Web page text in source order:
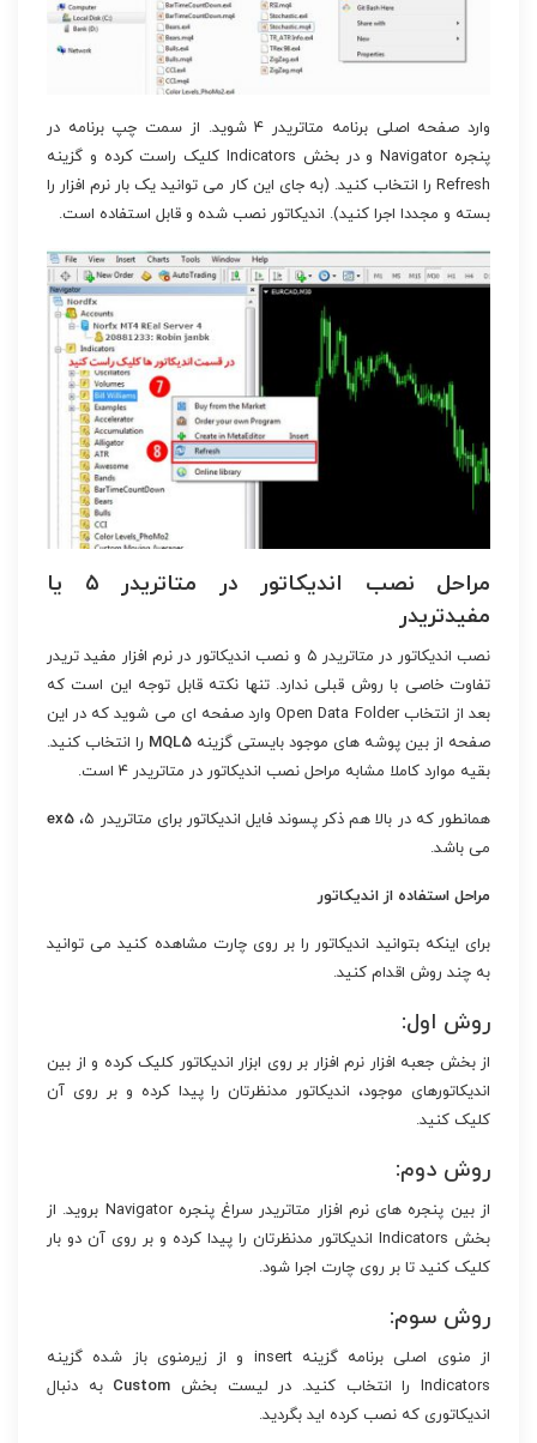
وارد صفحه اصلی برنامه متاتریدر ۴ شوید. از سمت چپ برنامه در
پنجره Navigator و در بخش Indicators کلیک راست کرده و گزینه
Refresh را انتخاب کنید. (به جای این کار می توانید یک بار نرم افزار را
بسته و مجددا اجرا کنید). اندیکاتور نصب شده و قابل استفاده است.
مراحل نصب اندیکاتور در متاتریدر ۵ یا
مفیدتریدر
نصب اندیکاتور در متاتریدر ۵ و نصب اندیکاتور در نرم افزار مفید تریدر
تفاوت خاصی با روش قبلی ندارد. تنها نکته قابل توجه این است که
بعد از انتخاب Open Data Folder وارد صفحه ای می شوید که در این
صفحه از بین پوشه های موجود بایستی گزینه MQL5 را انتخاب کنید.
بقیه موارد کاملا مشابه مراحل نصب اندیکاتور در متاتریدر ۴ است.
همانطور که در بالا هم ذکر پسوند فایل اندیکاتور برای متاتریدر ۵،
ex5
می باشد.
مراحل استفاده از اندیکاتور
برای اینکه بتوانید اندیکاتور را بر روی چارت مشاهده کنید می توانید
به چند روش اقدام کنید.
روش اول:
از بخش جعبه افزار نرم افزار بر روی ابزار اندیکاتور کلیک کرده و از بین
اندیکاتورهای موجود، اندیکاتور مدنظرتان را پیدا کرده و بر روی آن
کلیک کنید.
روش دوم:
از بین پنجره های نرم افزار متاتریدر سراغ پنجره Navigator بروید. از
بخش Indicators اندیکاتور مدنظرتان را پیدا کرده و بر روی آن دو بار
کلیک کنید تا بر روی چارت اجرا شود.
روش سوم:
از منوی اصلی برنامه گزینه insert و از زیرمنوی باز شده گزینه
Indicators را انتخاب کنید. در لیست بخش
Custom به دنبال
اندیکاتوری که نصب کرده اید بگردید.